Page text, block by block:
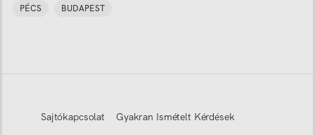
PÉCS BUDAPEST
Sajtókapcsolat Gyakran Ismételt Kérdések